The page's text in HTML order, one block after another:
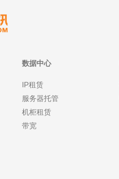
数据中心
IP租赁
服务器托管
机柜租赁
带宽